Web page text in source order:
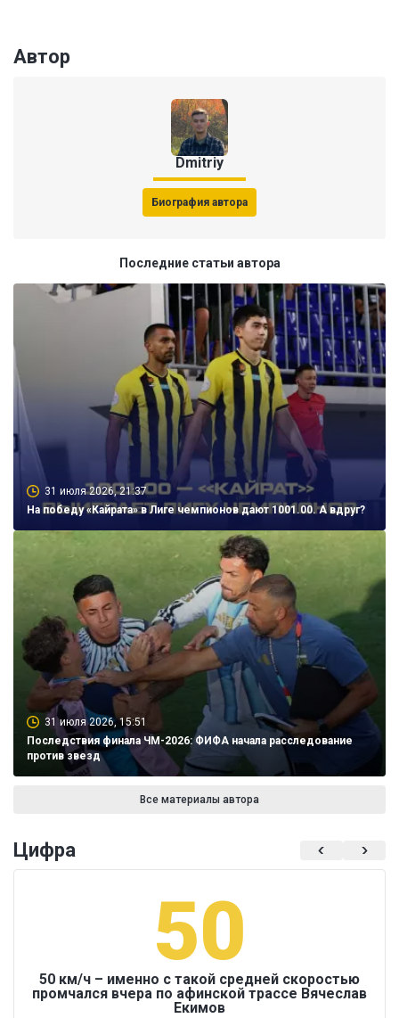
Автор
Dmitriy
Биография автора
Последние статьи автора
31 июля 2026, 21:37
На победу «Кайрата» в Лиге чемпионов дают 1001.00. А вдруг?
31 июля 2026, 15:51
Последствия финала ЧМ-2026: ФИФА начала расследование
против звезд
Все материалы автора
Цифра
50
50 км/ч – именно с такой средней скоростью
промчался вчера по афинской трассе Вячеслав
Екимов